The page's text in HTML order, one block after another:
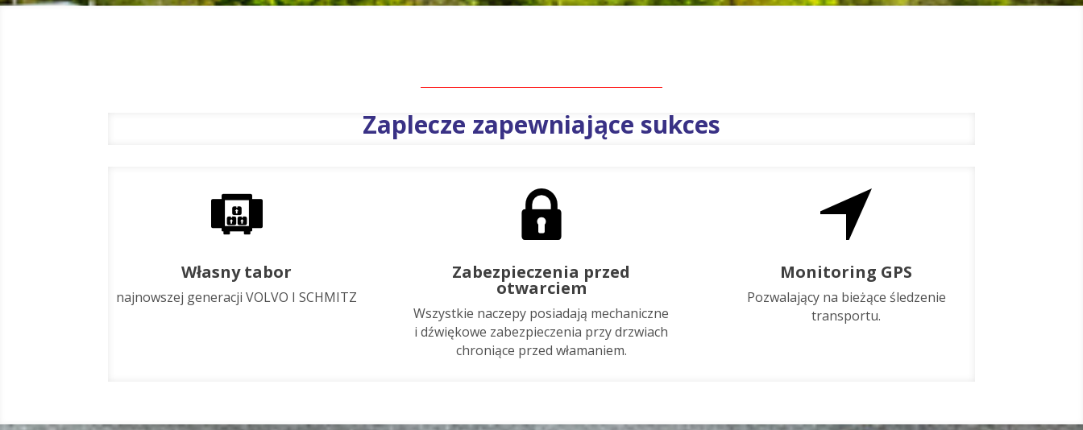
Zaplecze zapewniające sukces
Własny tabor
najnowszej generacji VOLVO I SCHMITZ
Zabezpieczenia przed
otwarciem
Wszystkie naczepy posiadają mechaniczne
i dźwiękowe zabezpieczenia przy drzwiach
chroniące przed włamaniem.
Monitoring GPS
Pozwalający na bieżące śledzenie
transportu.